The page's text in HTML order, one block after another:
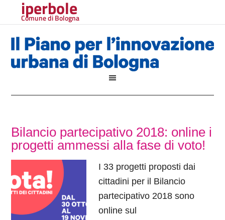
iperbole
Comune di Bologna
Bilancio partecipativo 2018: online i
progetti ammessi alla fase di voto!
I 33 progetti proposti dai
cittadini per il Bilancio
partecipativo 2018 sono
online sul